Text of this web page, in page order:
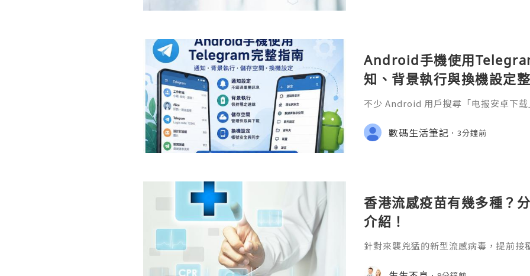
Android手機使用
知、背景執行與換機設定
不少 Android 用戶搜尋「电报安卓下
裝之後，例如 APK 無法開啟、收不到
通知，或者重新安裝後不知道應該登入
數碼生活筆記 3分鐘前
香港流感疫苗有幾多種？
介紹！
針對來襲兇猛的新型流感病毒，提前
準就能得到清晰完整的答案。一、按